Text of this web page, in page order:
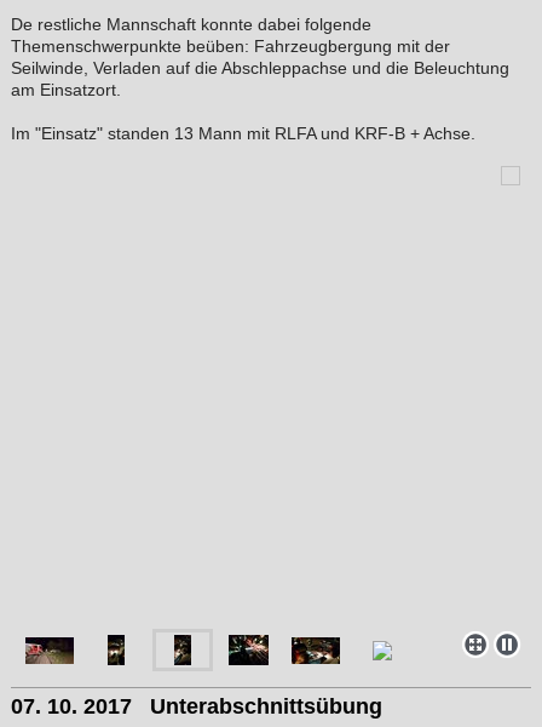
De restliche Mannschaft konnte dabei folgende
Themenschwerpunkte beüben: Fahrzeugbergung mit der
Seilwinde, Verladen auf die Abschleppachse und die Beleuchtung
am Einsatzort.
Im "Einsatz" standen 13 Mann mit RLFA und KRF-B + Achse.
07. 10. 2017 Unterabschnittsübung